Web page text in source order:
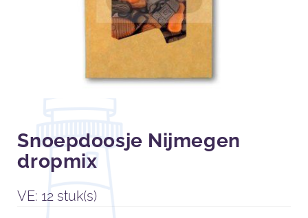
Snoepdoosje Nijmegen
dropmix
VE: 12 stuk(s)